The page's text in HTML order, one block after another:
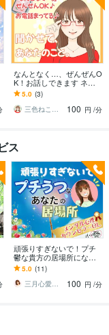
なんとなく…、ぜんぜんO
K！お話しできます ネガ
ティブもポジティブも、
あなたのおはなし聞かせ
てください！
5.0 (3)
三色ねこ♡心のおそうじアドバイザー
100 円 /分
ス
頑張りすぎないで！プチ
鬱な貴方の居場所になり
ます メンタル心理カウン
セラー資格有♡病院に行
く前の駆け込み寺
5.0 (11)
三月心愛（みつきここあ）♡癒しボイスOL
100 円 /分